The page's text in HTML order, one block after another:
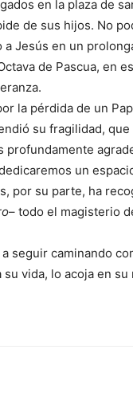
en la plaza de
de sus hijos. No
Jesús en un
de Pascua, en
la pérdida de un
su fragilidad,
profundamente
un
por su parte, ha
– todo el magisterio
seguir caminando
vida, lo acoja en